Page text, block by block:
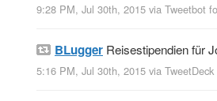
9:28 PM, Jul 30th, 2015 via Tweetbot
BLugger Reisestipendien für
5:16 PM, Jul 30th, 2015 via TweetDeck